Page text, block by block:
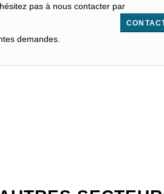
pas à nous contacter par
demandes.